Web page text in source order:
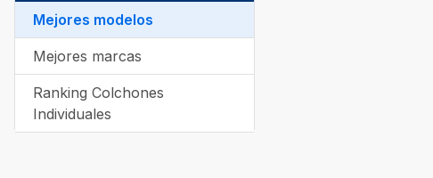
Mejores modelos
Mejores marcas
Ranking Colchones
Individuales